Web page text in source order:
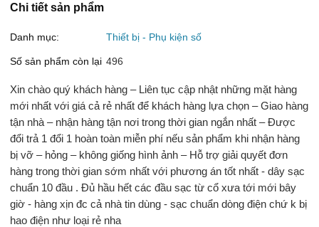
Chi tiết sản phẩm
Danh mục: Thiết bị - Phụ kiện số
Số sản phẩm còn lại 496
Xin chào quý khách hàng – Liên tục cập nhật những mặt hàng
mới nhất với giá cả rẻ nhất để khách hàng lựa chọn – Giao hàng
tận nhà – nhận hàng tận nơi trong thời gian ngắn nhất – Được
đổi trả 1 đổi 1 hoàn toàn miễn phí nếu sản phẩm khi nhận hàng
bị vỡ – hỏng – không giống hình ảnh – Hỗ trợ giải quyết đơn
hàng trong thời gian sớm nhất với phương án tốt nhất - dây sạc
chuẩn 10 đầu . Đủ hầu hết các đầu sạc từ cổ xưa tới mới bây
giờ - hàng xịn đc cả nhà tin dùng - sạc chuẩn dòng điện chứ k bị
hao điện như loại rẻ nha